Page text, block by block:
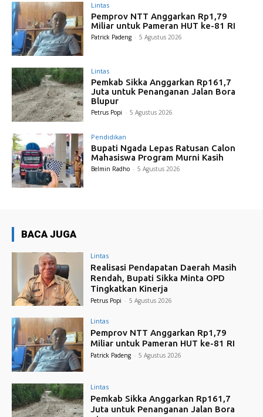
Lintas
Pemprov NTT Anggarkan Rp1,79
Miliar untuk Pameran HUT ke-81 RI
Patrick Padeng - 5 Agustus 2026
Lintas
Pemkab Sikka Anggarkan Rp161,7
Juta untuk Penanganan Jalan Bora
Blupur
Petrus Popi - 5 Agustus 2026
Pendidikan
Bupati Ngada Lepas Ratusan Calon
Mahasiswa Program Murni Kasih
Belmin Radho - 5 Agustus 2026
BACA JUGA
Lintas
Realisasi Pendapatan Daerah Masih
Rendah, Bupati Sikka Minta OPD
Tingkatkan Kinerja
Petrus Popi - 5 Agustus 2026
Lintas
Pemprov NTT Anggarkan Rp1,79
Miliar untuk Pameran HUT ke-81 RI
Patrick Padeng - 5 Agustus 2026
Lintas
Pemkab Sikka Anggarkan Rp161,7
Juta untuk Penanganan Jalan Bora